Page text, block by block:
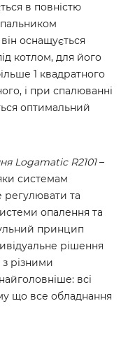
в повністю
оснащується
котлом, для його
1 квадратного
і при спалюванні
оптимальний
Logamatic R2101–
системам
та
опалення та
принцип
рішення
різними
всі
що все обладнання